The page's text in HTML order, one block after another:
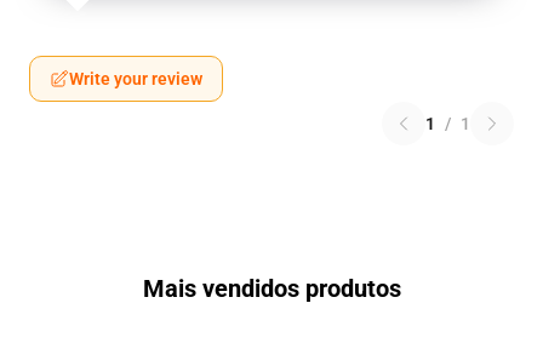
Write your review
1 / 1
Mais vendidos produtos